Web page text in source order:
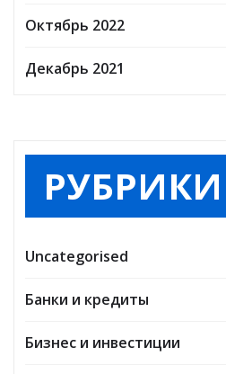
Октябрь 2022
Декабрь 2021
РУБРИКИ
Uncategorised
Банки и кредиты
Бизнес и инвестиции